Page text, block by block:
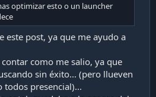
en una carpeta en la unidad C:\
carpeta el louncher que
, en mi caso probé con varios y el
que fui repitiendo el
launcher ( aun sigo buscando
mejor.....
optimizar esto o un launcher
este post, ya que me ayudo a
como me salio, ya que
sin éxito... (pero llueven
todos presencial)...